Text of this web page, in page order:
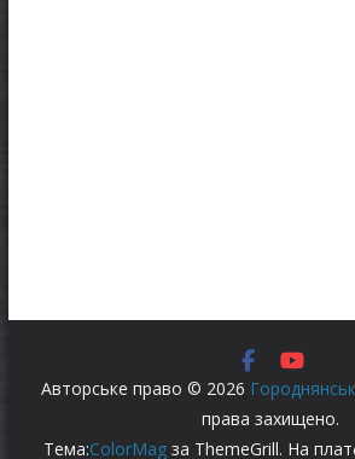
Авторське право © 2026
права захищено.
Тема:ColorMag за ThemeGrill. На